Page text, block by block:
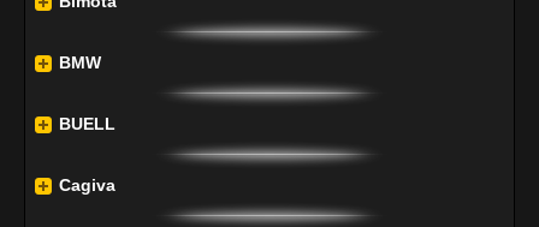
BMW
BUELL
Cagiva